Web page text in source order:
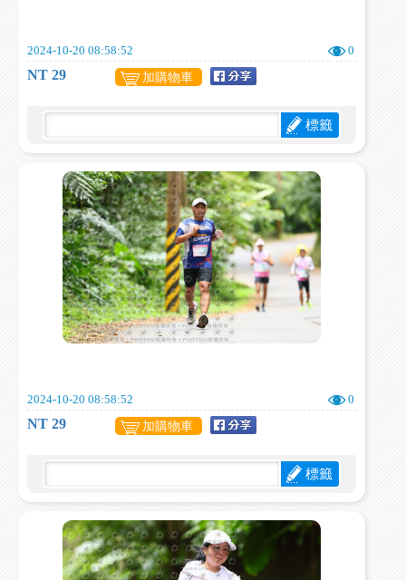
2024-10-20 08:58:52 0
NT 29 加購物車
標籤
2024-10-20 08:58:52 0
NT 29 加購物車
標籤